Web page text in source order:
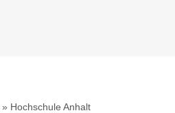
» Hochschule Anhalt